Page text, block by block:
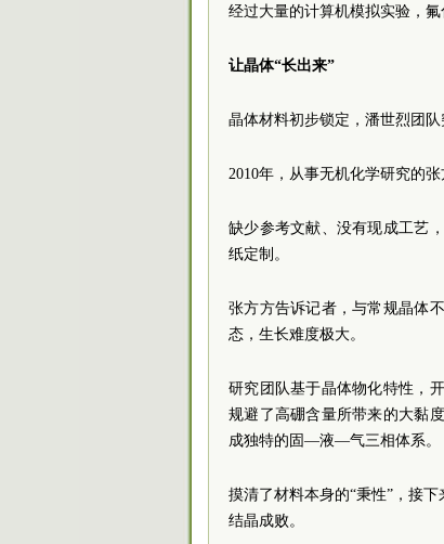
经过大量的计算机模拟实验，
让晶体“长出来”
晶体材料初步锁定，潘世烈团队
2010年，从事无机化学研究的
缺少参考文献、没有现成工艺
纸定制。
张方方告诉记者，与常规晶体
态，生长难度极大。
研究团队基于晶体物化特性，
规避了高硼含量所带来的大黏
成独特的固—液—气三相体系。
摸清了材料本身的“秉性”，接
结晶成败。